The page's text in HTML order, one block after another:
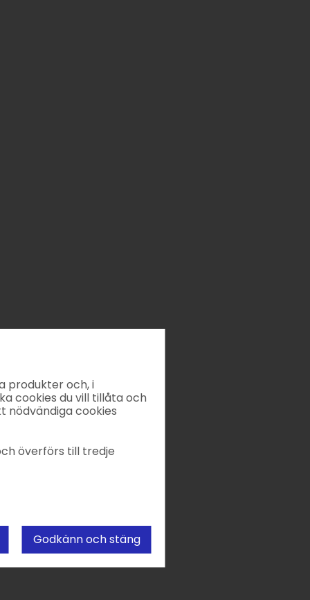
produkter och, i
cookies du vill tillåta och
nödvändiga cookies
överförs till tredje
Godkänn och stäng